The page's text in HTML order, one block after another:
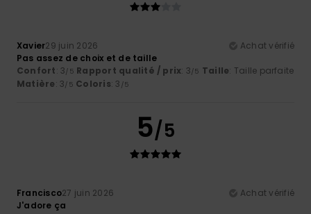
Xavier29 juin 2026
Achat vérifié
Pas assez de choix et de taille
Confort: 3/5 Rapport qualité / prix: 3/5 Taille: Taille parfaite
Matière: 3/5 Coloris: 3 /5
5/5
Francisco27 juin 2026
Achat vérifié
J'adore ça